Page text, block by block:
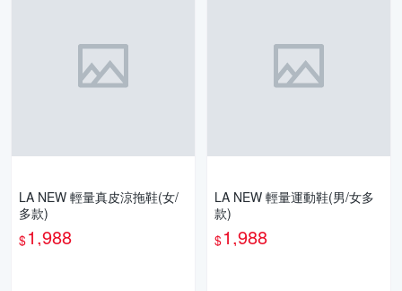
LA NEW 輕量真皮涼拖鞋(女/
多款)
$1,988
LA NEW 輕量運動鞋(男/女多
款)
$1,988